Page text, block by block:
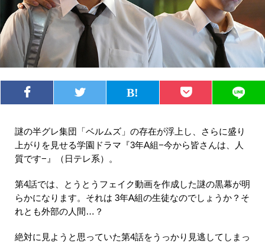
謎の半グレ集団「ベルムズ」の存在が浮上し、さらに盛り
上がりを見せる学園ドラマ『3年A組−今から皆さんは、人
質です−』（日テレ系）。
第4話では、とうとうフェイク動画を作成した謎の黒幕が明
らかになります。それは 3年A組の生徒なのでしょうか？そ
れとも外部の人間…？
絶対に見ようと思っていた第4話をうっかり見逃してしまっ